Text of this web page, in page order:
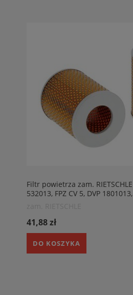
Filtr powietrza zam.
532013, FPZ CV 5, DVP
41,88 zł
DO KOSZYKA